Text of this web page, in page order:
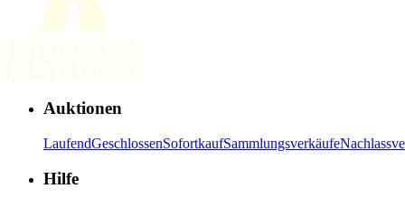
Auktionen
LaufendGeschlossenSofortkaufSammlungsverkäufe
Hilfe